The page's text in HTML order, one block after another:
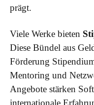
prägt.
Viele Werke bieten
Diese Bündel aus
Förderung
Mentoring und
Angebote stärken